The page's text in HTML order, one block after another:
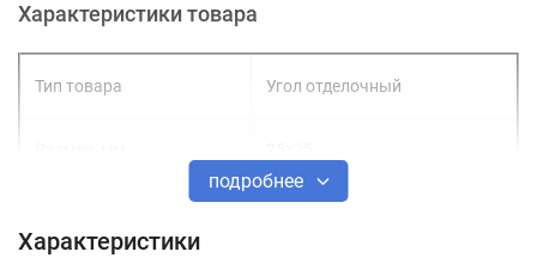
Характеристики товара
Тип товара Угол отделочный
подробнее
Характеристики